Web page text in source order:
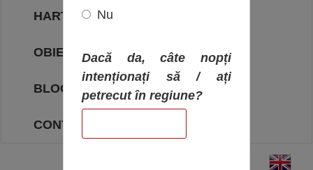
HARTA OBIECTIVELOR
OBIECTIVE
BLOG
CONTACT
Nu
Dacă da, câte nopți
intenționați să / ați
petrecut în regiune?